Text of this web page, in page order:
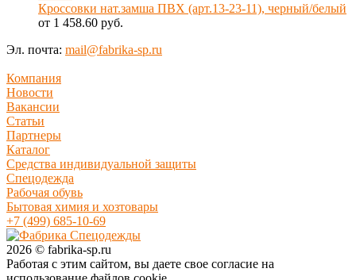
Кроссовки нат.замша ПВХ (арт.13-23-11), черный/белый
от 1 458.60 руб.
Эл. почта: mail@fabrika-sp.ru
Компания
Новости
Вакансии
Статьи
Партнеры
Каталог
Средства индивидуальной защиты
Спецодежда
Рабочая обувь
Бытовая химия и хозтовары
+7 (499) 685-10-69
2026 © fabrika-sp.ru
Работая с этим сайтом, вы даете свое согласие на